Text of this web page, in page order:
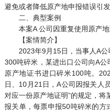
避免或者降低原产地申报错误引
二、典型案例
本案A 公司因重复使用原产地
【案情简介】
2023年9月15日，当事人A公
300吨碎米，某进出口公司向A
原产地证书进口碎米100吨。
日、10月21日，A公司因报关人
对应一份原产地证明”的规定，
报关单，每票申报50吨碎米的